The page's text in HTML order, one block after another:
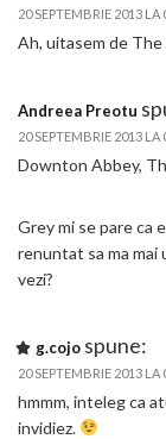
20 SEPTEMBRIE 2013 LA
Ah, uitasem de
Andreea Preotu
20 SEPTEMBRIE 2013 LA
Downton Abbey,
Grey mi se pare ca
renuntat sa ma mai
vezi?
g.cojo spune:
20 SEPTEMBRIE 2013 LA
hmmm, inteleg ca
invidiez.